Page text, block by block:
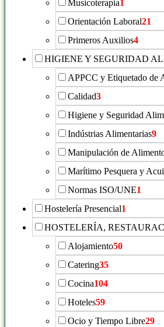
Musicoterapia1
Orientación Laboral21
Primeros Auxilios4
HIGIENE Y SEGURIDAD
APPCC y Etiquetado de
Calidad3
Higiene y Seguridad
Indústrias Alimentarias9
Manipulación de
Marítimo Pesquera y
Normas ISO/UNE1
Hostelería Presencial1
HOSTELERÍA,
Alojamiento50
Catering35
Cocina104
Hoteles59
Ocio y Tiempo Libre29